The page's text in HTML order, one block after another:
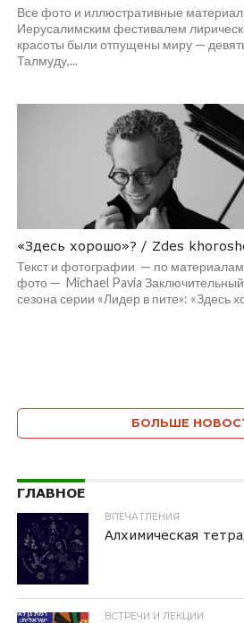
Все фото и иллюстративные
Иерусалимским фестивалем
красоты были отпущены миру —
Талмуду,...
«Здесь хорошо»? / Zdes
Текст и фотографии — по
фото — Michael Pavia Заключительный
сезона серии «Лидер в пите»: «Здесь
БОЛЬШЕ
ГЛАВНОЕ
ВПЕЧАТЛЕНИЯ
Алхимическая
ВСТРЕЧИ И ЛЕКЦИИ